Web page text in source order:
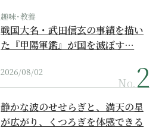
趣味･教養
戦国大名・武田信玄の事績を描い
た『甲陽軍鑑』が国を滅ぼす…
2026/08/02
No.
静かな波のせせらぎと、満天の星
が広がり、くつろぎを体感できる